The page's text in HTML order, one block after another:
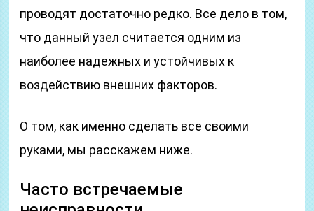
проводят достаточно редко. Все дело в том,
что данный узел считается одним из
наиболее надежных и устойчивых к
воздействию внешних факторов.
О том, как именно сделать все своими
руками, мы расскажем ниже.
Часто встречаемые